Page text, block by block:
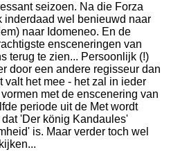
seizoen. Na die Forza
inderdaad wel benieuwd naar
naar Idomeneo. En de
ensceneringen van
terug te zien... Persoonlijk (!)
door een andere regisseur dan
valt het mee - het zal in ieder
met de enscenering van
periode uit de Met wordt
'Der könig Kandaules'
is. Maar verder toch wel